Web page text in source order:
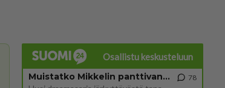
Osallistu keskusteluun
Muistatko Mikkelin panttivankidraaman?
78